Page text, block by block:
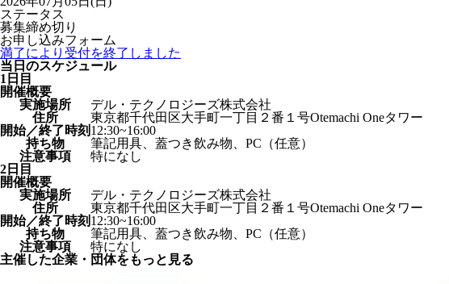
ステータス
募集締め切り
お申し込みフォーム
満了により受付を終了しました
当日のスケジュール
1日目
開催概要
実施場所
デル・テクノロジーズ株式会社
住所
東京都千代田区大手町一丁目２番１号Otemachi Oneタワー
開始／終了時刻 12:30~16:00
持ち物
筆記用具、蓋つき飲み物、PC（任意）
注意事項
特になし
2日目
開催概要
実施場所
デル・テクノロジーズ株式会社
住所
東京都千代田区大手町一丁目２番１号Otemachi Oneタワー
開始／終了時刻 12:30~16:00
持ち物
筆記用具、蓋つき飲み物、PC（任意）
注意事項
特になし
主催した企業・団体をもっと見る